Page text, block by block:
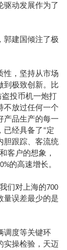
驱动发展作为了
郭建国倾注了极
性，坚持从市场
到极致创新。比
盗投币机一炮打
不放过任何一个
产品生产的每一
已经具备了“定
胆跟踪、客流统
客户的想象，
的高速增长。
们对上海的700
量误差最少的是
调度等关键环
实操检验，天迈